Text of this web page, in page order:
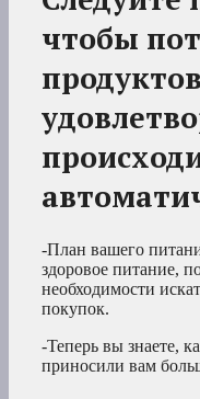
чтобы
-План вашего
здоровое питание,
необходимости
покупок.
-Теперь вы знаете,
приносили вам